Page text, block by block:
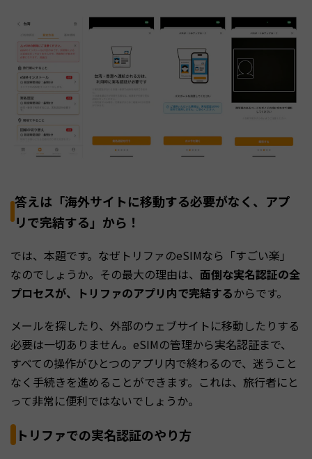
答えは「海外サイトに移動する必要がなく、アプ
リで完結する」から！
では、本題です。なぜトリファのeSIMなら「すごい楽」
なのでしょうか。その最大の理由は、 面倒な実名認証の全
プロセスが、トリファのアプリ内で完結するからです。
メールを探したり、外部のウェブサイトに移動したりする
必要は一切ありません。eSIMの管理から実名認証まで、
すべての操作がひとつのアプリ内で終わるので、迷うこと
なく手続きを進めることができます。これは、旅行者にと
って非常に便利ではないでしょうか。
トリファでの実名認証のやり方